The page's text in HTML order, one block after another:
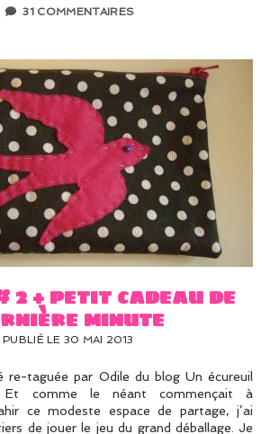
31 COMMENTAIRES
2 + petit cadeau de
minute
PUBLIÉ LE 30 MAI 2013
re-taguée par Odile du blog Un écureuil
Et comme le néant commençait à
ce modeste espace de partage, j’ai
de jouer le jeu du grand déballage. Je